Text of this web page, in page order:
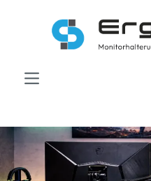
Zum Hauptinhalt springen
Bildergalerie überspringen